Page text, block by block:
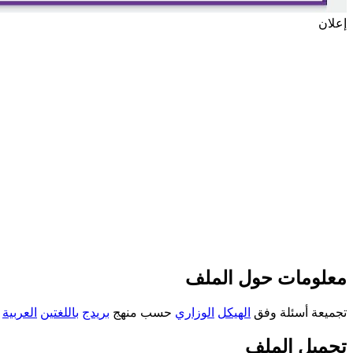
إعلان
معلومات حول الملف
تجميعة أسئلة وفق الهيكل الوزاري حسب منهج بريدج باللغتين العربية
تحميل الملف